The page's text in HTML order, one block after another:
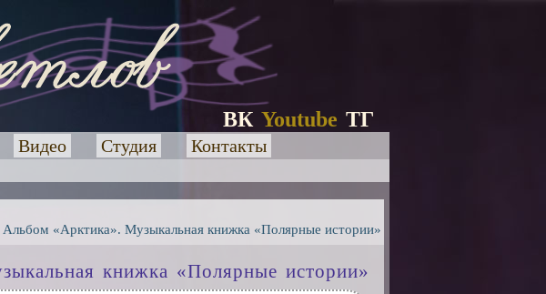
ВК Youtube ТГ
Видео Студия Контакты
Альбом «Арктика». Музыкальная книжка «Полярные истории»
книжка «Полярные истории»